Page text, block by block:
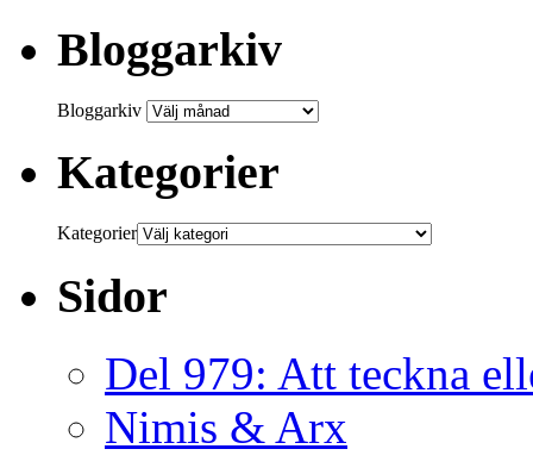
Bloggarkiv
Bloggarkiv
Kategorier
Kategorier
Sidor
Del 979: Att teckna
Nimis & Arx